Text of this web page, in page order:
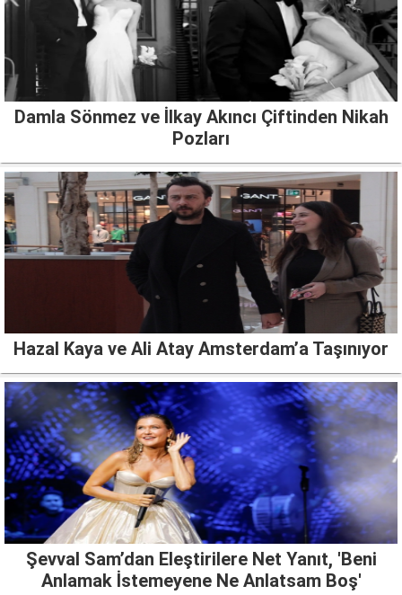
Damla Sönmez ve İlkay Akıncı Çiftinden Nikah
Pozları
Hazal Kaya ve Ali Atay Amsterdam’a Taşınıyor
Şevval Sam’dan Eleştirilere Net Yanıt, 'Beni
Anlamak İstemeyene Ne Anlatsam Boş'